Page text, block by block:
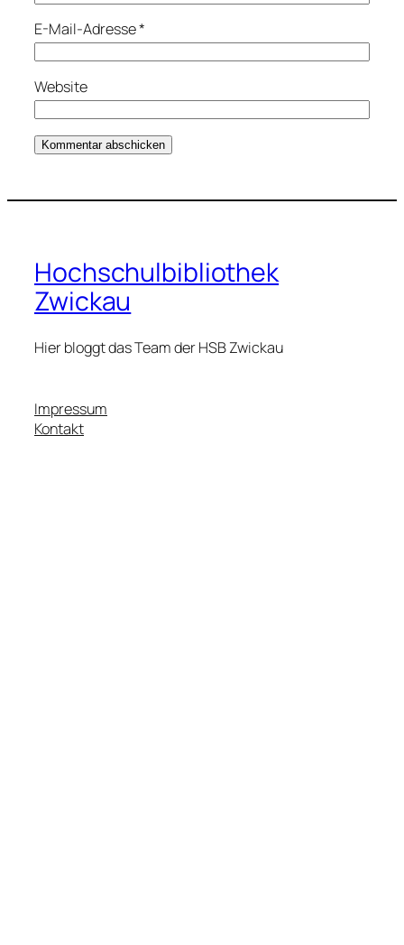
E-Mail-Adresse*
Website
Hochschulbibliothek
Zwickau
Hier bloggt das Team der HSB Zwickau
Impressum
Kontakt